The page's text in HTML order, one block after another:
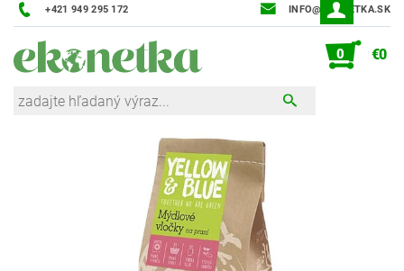
+421 949 295 172 INFO@EKONETKA.SK
0 €0